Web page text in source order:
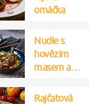
Nudle s
hovězím
masem a…
omáčka
Rajčatová